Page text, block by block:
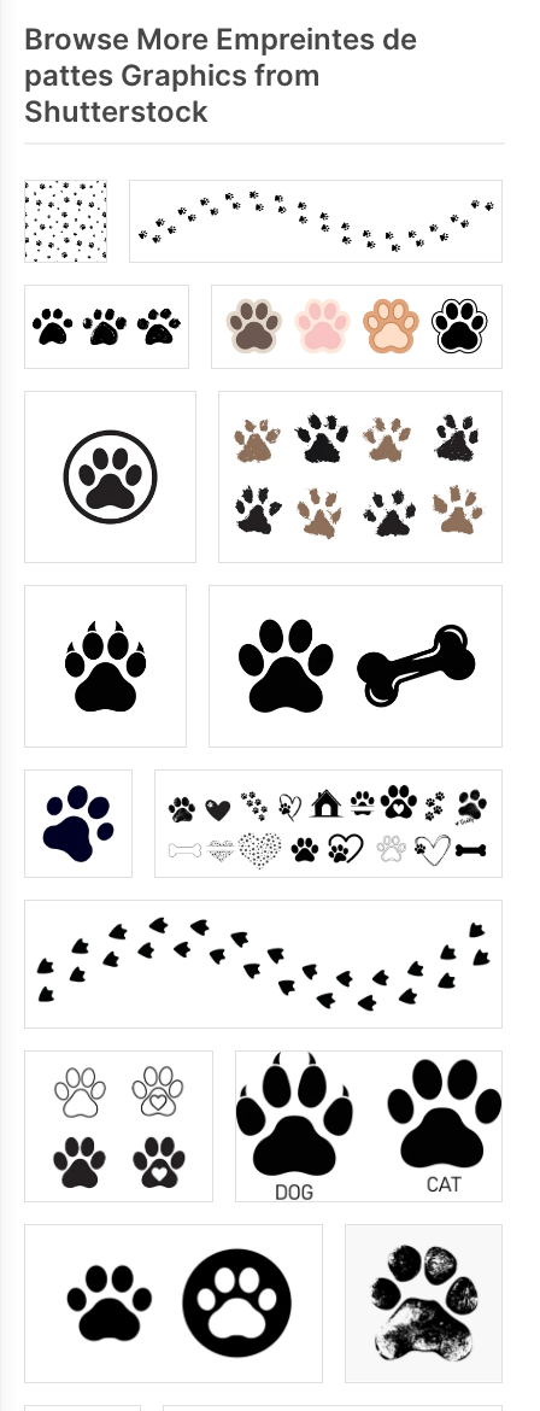
Browse More Empreintes de
pattes Graphics from
Shutterstock